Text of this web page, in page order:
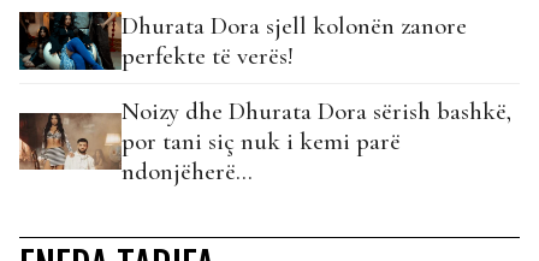
Dhurata Dora sjell kolonën zanore
perfekte të verës!
Noizy dhe Dhurata Dora sërish bashkë,
por tani siç nuk i kemi parë
ndonjëherë…